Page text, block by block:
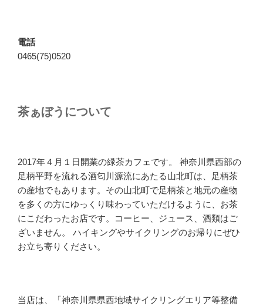
電話
0465(75)0520
茶ぁぼうについて
2017年４月１日開業の緑茶カフェです。 神奈川県西部の
足柄平野を流れる酒匂川源流にあたる山北町は、足柄茶
の産地でもあります。その山北町で足柄茶と地元の産物
を多くの方にゆっくり味わっていただけるように、お茶
にこだわったお店です。コーヒー、ジュース、酒類はご
ざいません。 ハイキングやサイクリングのお帰りにぜひ
お立ち寄りください。
当店は、「神奈川県県西地域サイクリングエリア等整備